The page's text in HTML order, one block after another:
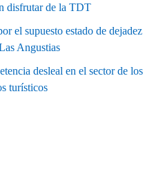
disfrutar de la TDT
el supuesto estado de dejadez
Angustias
desleal en el sector de los
turísticos